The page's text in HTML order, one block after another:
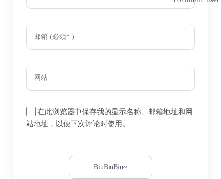
在此浏览器中保存我的显示名称、邮箱地址和网
站地址，以便下次评论时使用。